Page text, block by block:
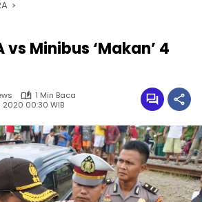
Minibus ‘Makan’ 4
1 Min Baca
2020 00:30 WIB